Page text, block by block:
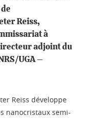
Reiss,
à
adjoint du
UGA –
Reiss développe
nanocristaux semi-